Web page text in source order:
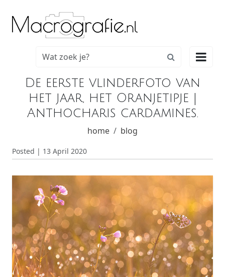

De eerste vlinderfoto van
het jaar, het Oranjetipje |
Anthocharis cardamines.
home blog
Posted | 13 April 2020